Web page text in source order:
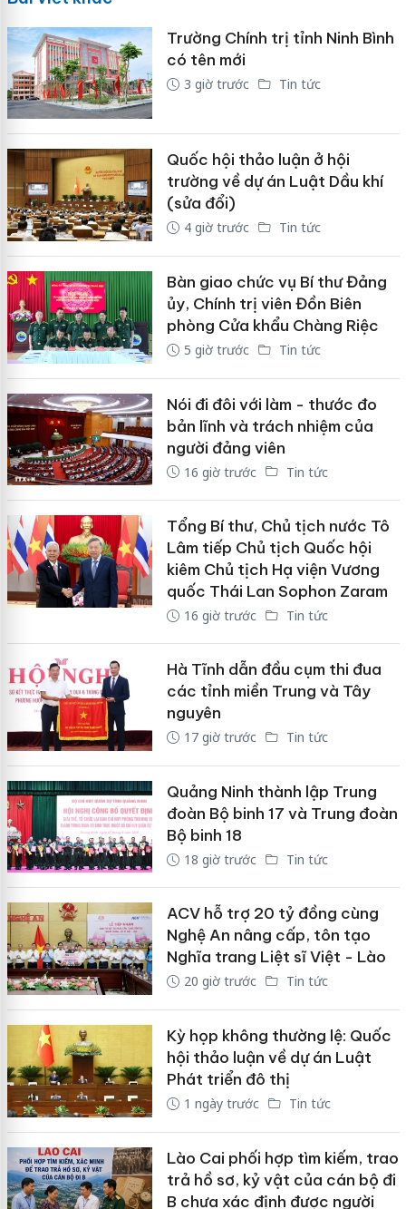
Trường Chính trị tỉnh Ninh Bình
có tên mới
3 giờ trước Tin tức
Quốc hội thảo luận ở hội
trường về dự án Luật Dầu khí
(sửa đổi)
4 giờ trước Tin tức
Bàn giao chức vụ Bí thư Đảng
ủy, Chính trị viên Đồn Biên
phòng Cửa khẩu Chàng Riệc
5 giờ trước Tin tức
Nói đi đôi với làm - thước đo
bản lĩnh và trách nhiệm của
người đảng viên
16 giờ trước Tin tức
Tổng Bí thư, Chủ tịch nước Tô
Lâm tiếp Chủ tịch Quốc hội
kiêm Chủ tịch Hạ viện Vương
quốc Thái Lan Sophon Zaram
16 giờ trước Tin tức
Hà Tĩnh dẫn đầu cụm thi đua
các tỉnh miền Trung và Tây
nguyên
17 giờ trước Tin tức
Quảng Ninh thành lập Trung
đoàn Bộ binh 17 và Trung đoàn
Bộ binh 18
18 giờ trước Tin tức
ACV hỗ trợ 20 tỷ đồng cùng
Nghệ An nâng cấp, tôn tạo
Nghĩa trang Liệt sĩ Việt - Lào
20 giờ trước Tin tức
Kỳ họp không thường lệ: Quốc
hội thảo luận về dự án Luật
Phát triển đô thị
1 ngày trước Tin tức
Lào Cai phối hợp tìm kiếm, trao
trả hồ sơ, kỷ vật của cán bộ đi
B chưa xác định được người